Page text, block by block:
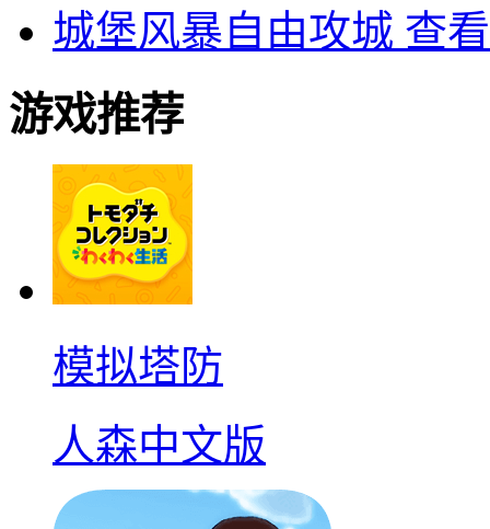
城堡风暴自由攻城 查
游戏推荐
模拟塔防
人森中文版